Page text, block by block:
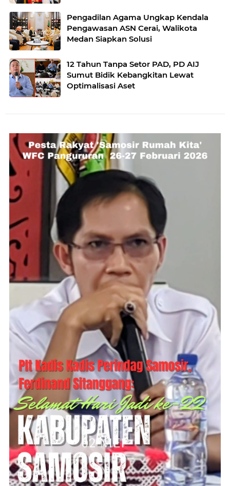
Pengadilan Agama Ungkap Kendala
Pengawasan ASN Cerai, Walikota
Medan Siapkan Solusi
12 Tahun Tanpa Setor PAD, PD AIJ
Sumut Bidik Kebangkitan Lewat
Optimalisasi Aset